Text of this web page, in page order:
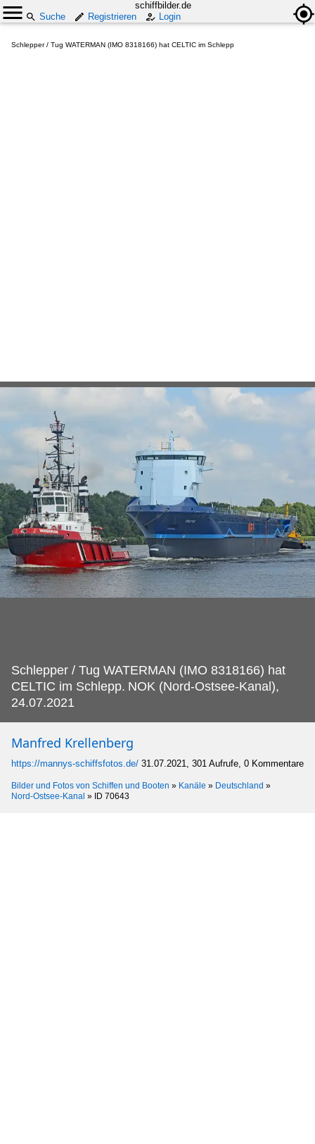
schiffbilder.de
Suche
Registrieren Login
Schlepper / Tug WATERMAN (IMO 8318166) hat CELTIC im Schlepp
Schlepper / Tug WATERMAN (IMO 8318166) hat
CELTIC im Schlepp. NOK (Nord-Ostsee-Kanal),
24.07.2021
Manfred Krellenberg
https://mannys-schiffsfotos.de/ 31.07.2021, 301 Aufrufe, 0 Kommentare
Bilder und Fotos von Schiffen und Booten » Kanäle » Deutschland »
Nord-Ostsee-Kanal » ID 70643